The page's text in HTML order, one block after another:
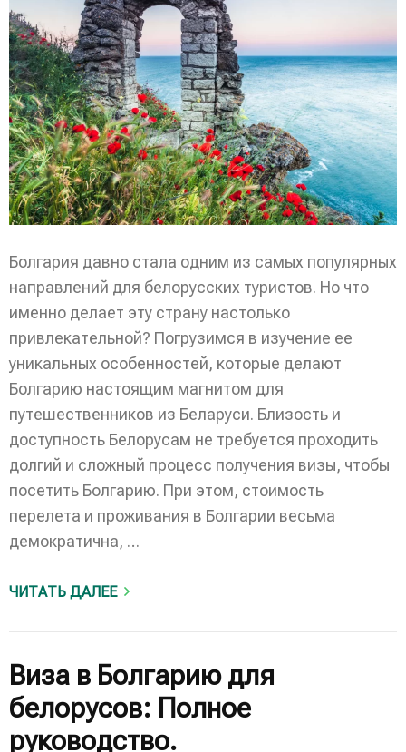
Болгария давно стала одним из самых популярных
направлений для белорусских туристов. Но что
именно делает эту страну настолько
привлекательной? Погрузимся в изучение ее
уникальных особенностей, которые делают
Болгарию настоящим магнитом для
путешественников из Беларуси. Близость и
доступность Белорусам не требуется проходить
долгий и сложный процесс получения визы, чтобы
посетить Болгарию. При этом, стоимость
перелета и проживания в Болгарии весьма
демократична, …
ЧИТАТЬ ДАЛЕЕ
Виза в Болгарию для
белорусов: Полное
руководство.